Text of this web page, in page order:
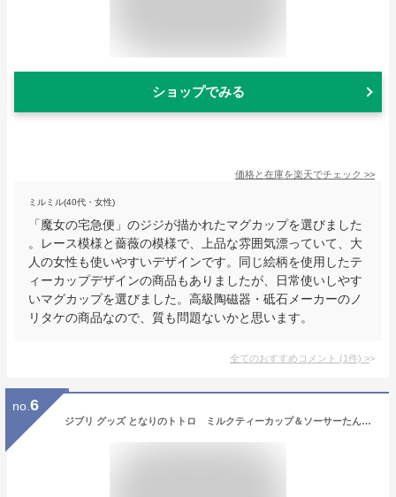
ショップでみる
価格と在庫を楽天でチェック >>
ミルミル(40代・女性)
「魔女の宅急便」のジジが描かれたマグカップを選びました
。レース模様と薔薇の模様で、上品な雰囲気漂っていて、大
人の女性も使いやすいデザインです。同じ絵柄を使用したテ
ィーカップデザインの商品もありましたが、日常使いしやす
いマグカップを選びました。高級陶磁器・砥石メーカーのノ
リタケの商品なので、質も問題ないかと思います。
全てのおすすめコメント (1件) >
no. 6
ジブリ グッズ となりのトトロ ミルクティーカップ＆ソーサーたんぽぽ （ノリタケSpetial Collection) スタジオジブリ・ギフト グッズ ジブリグッズ ととろ